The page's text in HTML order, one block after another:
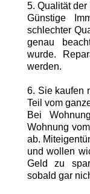
5. Qualität der
Günstige
schlechter
genau
wurde.
werden.
6. Sie kaufen
Teil vom
Bei
Wohnung
ab.
und wollen
Geld zu
sobald gar